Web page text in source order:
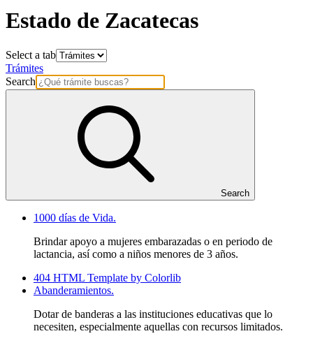
Estado de Zacatecas
Select a tab
Trámites
Search
Search
1000 días de Vida.
Brindar apoyo a mujeres embarazadas o en periodo de
lactancia, así como a niños menores de 3 años.
404 HTML Template by Colorlib
Abanderamientos.
Dotar de banderas a las instituciones educativas que lo
necesiten, especialmente aquellas con recursos limitados.